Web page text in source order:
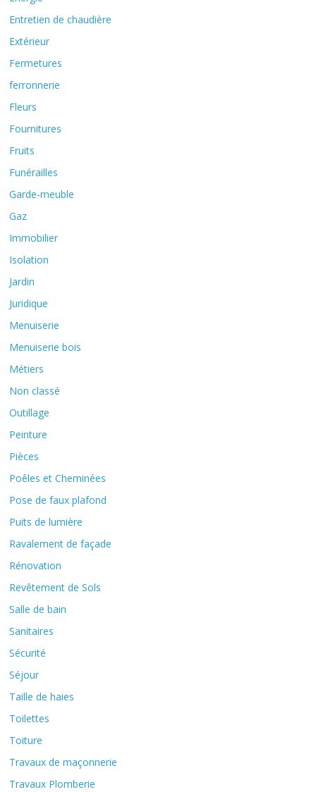
Entretien de chaudière
Extérieur
Fermetures
ferronnerie
Fleurs
Fournitures
Fruits
Funérailles
Garde-meuble
Gaz
Immobilier
Isolation
Jardin
Juridique
Menuiserie
Menuiserie bois
Métiers
Non classé
Outillage
Peinture
Pièces
Poêles et Cheminées
Pose de faux plafond
Puits de lumière
Ravalement de façade
Rénovation
Revêtement de Sols
Salle de bain
Sanitaires
Sécurité
Séjour
Taille de haies
Toilettes
Toiture
Travaux de maçonnerie
Travaux Plomberie